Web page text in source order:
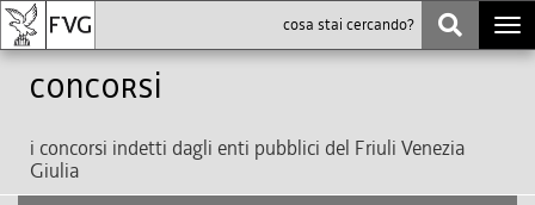
Concorsi
i concorsi indetti dagli enti pubblici del Friuli Venezia
Giulia